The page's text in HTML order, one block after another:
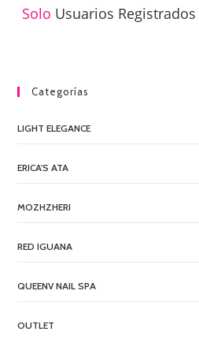
Solo Usuarios Registrados
Categorías
LIGHT ELEGANCE
ERICA'S ATA
MOZHZHERI
RED IGUANA
QUEENV NAIL SPA
OUTLET